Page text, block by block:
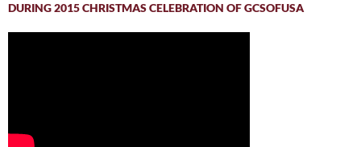
DURING 2015 CHRISTMAS CELEBRATION OF GCSOFUSA